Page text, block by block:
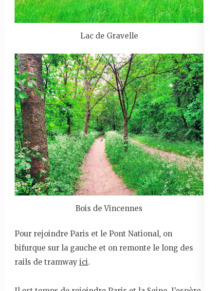
Lac de Gravelle
Bois de Vincennes
Pour rejoindre Paris et le Pont National, on
bifurque sur la gauche et on remonte le long des
rails de tramway ici.